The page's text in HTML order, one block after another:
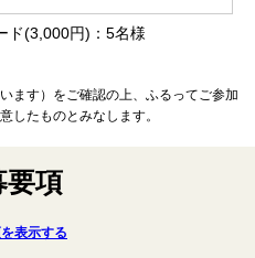
ド(3,000円)：5名様
ます）をご確認の上、ふるってご参加
したものとみなします。
要項
表示する